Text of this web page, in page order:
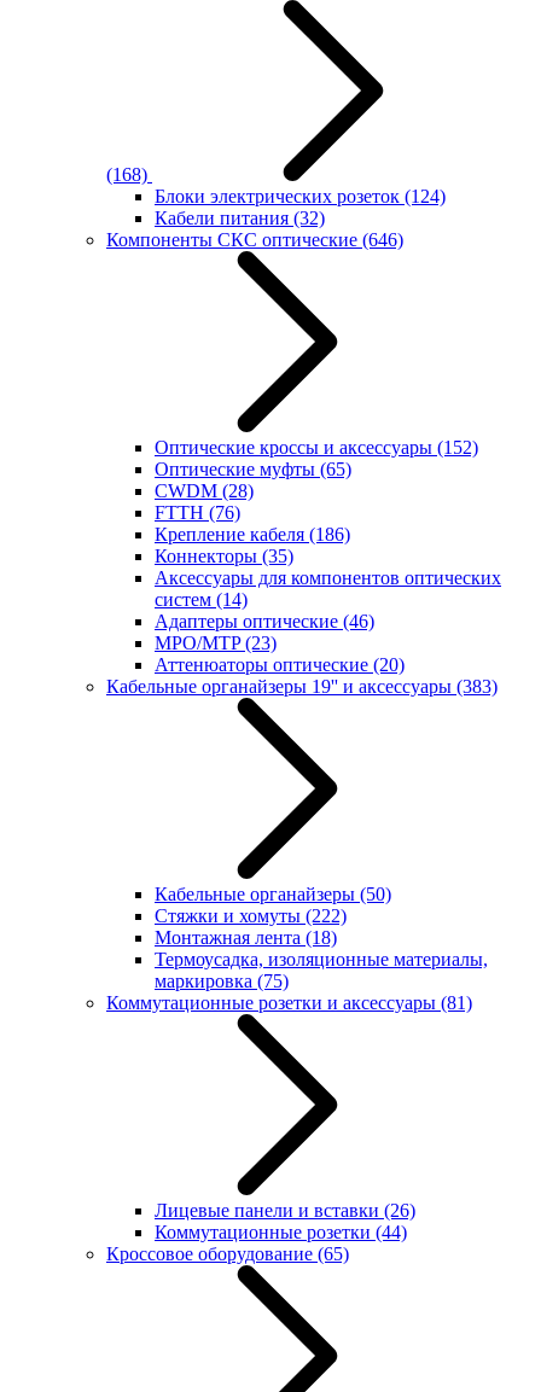
(168)
Блоки электрических розеток (124)
Кабели питания (32)
Компоненты СКС оптические (646)
Оптические кроссы и аксессуары (152)
Оптические муфты (65)
CWDM (28)
FTTH (76)
Крепление кабеля (186)
Коннекторы (35)
Аксессуары для компонентов оптических
систем (14)
Адаптеры оптические (46)
MPO/MTP(23)
Аттенюаторы оптические (20)
Кабельные органайзеры 19'' и аксессуары (383)
Кабельные органайзеры (50)
Стяжки и хомуты (222)
Монтажная лента (18)
Термоусадка, изоляционные материалы,
маркировка (75)
Коммутационные розетки и аксессуары (81)
Лицевые панели и вставки (26)
Коммутационные розетки (44)
Кроссовое оборудование (65)